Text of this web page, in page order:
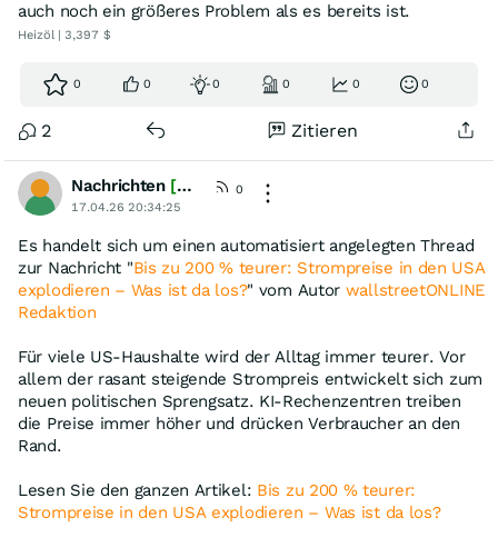
auch noch ein größeres Problem als es bereits ist.
Heizöl | 3,397 $
0 0 0 0 0 0
2 Zitieren
Nachrichten[wO]
0
17.04.26 20:34:25
Es handelt sich um einen automatisiert angelegten Thread
zur Nachricht "Bis zu 200 % teurer: Strompreise in den USA
explodieren – Was ist da los?" vom Autor wallstreetONLINE
Redaktion
Für viele US-Haushalte wird der Alltag immer teurer. Vor
allem der rasant steigende Strompreis entwickelt sich zum
neuen politischen Sprengsatz. KI-Rechenzentren treiben
die Preise immer höher und drücken Verbraucher an den
Rand.
Lesen Sie den ganzen Artikel: Bis zu 200 % teurer:
Strompreise in den USA explodieren – Was ist da los?